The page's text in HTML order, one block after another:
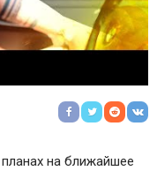
на ближайшее